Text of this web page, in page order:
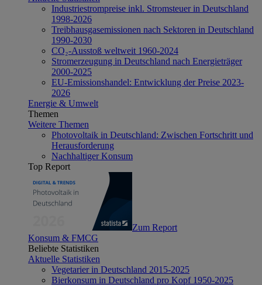
Industriestrompreise inkl. Stromsteuer in Deutschland
1998-2026
Treibhausgasemissionen nach Sektoren in Deutschland
1990-2030
CO₂-Ausstoß weltweit 1960-2024
Stromerzeugung in Deutschland nach Energieträger
2000-2025
EU-Emissionshandel: Entwicklung der Preise 2023-
2026
Energie & Umwelt
Themen
Weitere Themen
Photovoltaik in Deutschland: Zwischen Fortschritt und
Herausforderung
Nachhaltiger Konsum
Top Report
Zum Report
Konsum & FMCG
Beliebte Statistiken
Aktuelle Statistiken
Vegetarier in Deutschland 2015-2025
Bierkonsum in Deutschland pro Kopf 1950-2025